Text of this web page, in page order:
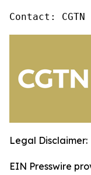
Contact: CGTN
Legal Disclaimer:
EIN Presswire